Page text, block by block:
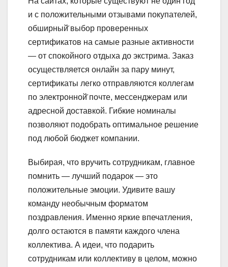
и с положительными отзывами покупателей,
обширный̆ выбор проверенных
сертификатов на самые разные активности
— от спокойного отдыха до экстрима. Заказ
осуществляется онлайн за пару минут,
сертификаты легко отправляются коллегам
по электронной̆ почте, мессенджерам или
адресной доставкой. Гибкие номиналы
позволяют подобрать оптимальное решение
под любой бюджет компании.
Выбирая, что вручить сотрудникам, главное
помнить — лучший подарок — это
положительные эмоции. Удивите вашу
команду необычным форматом
поздравления. Именно яркие впечатления,
долго остаются в памяти каждого члена
коллектива. А идеи, что подарить
сотрудникам или коллективу в целом, можно